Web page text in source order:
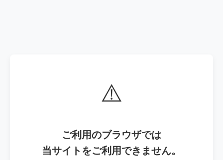
⚠️
ご利用のブラウザでは
当サイトをご利用できません。